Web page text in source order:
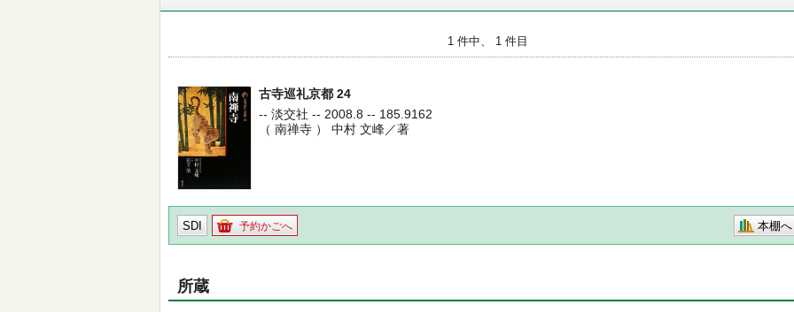
1 件中、 1 件目
古寺巡礼京都 24
-- 淡交社 -- 2008.8 -- 185.9162
（ 南禅寺 ） 中村 文峰／著
SDI 予約かごへ 本棚へ
所蔵